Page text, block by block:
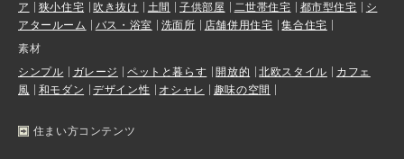
ア
狭小住宅 吹き抜け 土間 子供部屋 二世帯住宅 都市型住宅
シ
アタールーム
バス・浴室 洗面所 店舗併用住宅
集合住宅
素材
シンプル
ガレージ ペットと暮らす 開放的 北欧スタイル
カフェ
風
和モダン デザイン性 オシャレ 趣味の空間
住まい方コンテンツ